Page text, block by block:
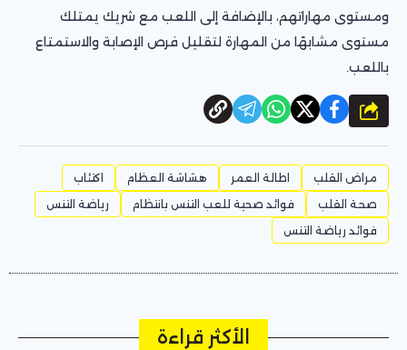
ومستوى مهاراتهم، بالإضافة إلى اللعب مع شريك يمتلك
مستوى مشابهًا من المهارة لتقليل فرص الإصابة والاستمتاع
باللعب.
شارك
مراض القلب اطالة العمر هشاشة العظام
اكتئاب
صحة القلب
فوائد صحية للعب التنس بانتظام
رياضة التنس
فوائد رياضة التنس
الأكثر قراءة